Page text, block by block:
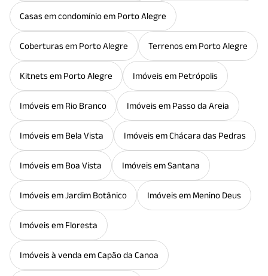
Casas em condomínio em Porto Alegre
Coberturas em Porto Alegre
Terrenos em Porto Alegre
Kitnets em Porto Alegre
Imóveis em Petrópolis
Imóveis em Rio Branco
Imóveis em Passo da Areia
Imóveis em Bela Vista
Imóveis em Chácara das Pedras
Imóveis em Boa Vista
Imóveis em Santana
Imóveis em Jardim Botânico
Imóveis em Menino Deus
Imóveis em Floresta
Imóveis à venda em Capão da Canoa